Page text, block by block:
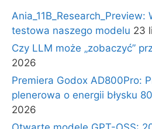
Ania_11B_Research_Preview:
testowa naszego modelu 23
Czy LLM może „zobaczyć”
2026
Premiera Godox AD800Pro:
plenerowa o energii błysku
2026